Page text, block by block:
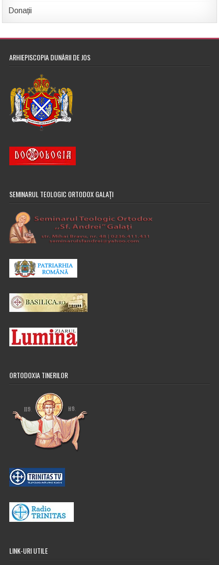
Donații
ARHIEPISCOPIA DUNĂRII DE JOS
SEMINARUL TEOLOGIC ORTODOX GALAȚI
ORTODOXIA TINERILOR
LINK-URI UTILE